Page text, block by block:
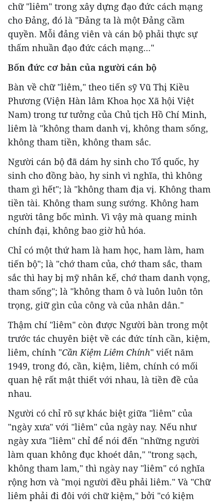
chữ "liêm" trong xây dựng đạo đức cách mạng
cho Đảng, đó là "Đảng ta là một Đảng cầm
quyền. Mỗi đảng viên và cán bộ phải thực sự
thấm nhuần đạo đức cách mạng..."
Bốn đức cơ bản của người cán bộ
Bàn về chữ "liêm," theo tiến sỹ Vũ Thị Kiều
Phương (Viện Hàn lâm Khoa học Xã hội Việt
Nam) trong tư tưởng của Chủ tịch Hồ Chí Minh,
liêm là "không tham danh vị, không tham sống,
không tham tiền, không tham sắc.
Người cán bộ đã dám hy sinh cho Tổ quốc, hy
sinh cho đồng bào, hy sinh vì nghĩa, thì không
tham gì hết"; là "không tham địa vị. Không tham
tiền tài. Không tham sung sướng. Không ham
người tâng bốc mình. Vì vậy mà quang minh
chính đại, không bao giờ hủ hóa.
Chỉ có một thứ ham là ham học, ham làm, ham
tiến bộ"; là "chớ tham của, chớ tham sắc, tham
sắc thì hay bị mỹ nhân kế, chớ tham danh vọng,
tham sống"; là "không tham ô và luôn luôn tôn
trọng, giữ gìn của công và của nhân dân."
Thậm chí "liêm" còn được Người bàn trong một
trước tác chuyên biệt về các đức tính cần, kiệm,
liêm, chính "Cần Kiệm Liêm Chính" viết năm
1949, trong đó, cần, kiệm, liêm, chính có mối
quan hệ rất mật thiết với nhau, là tiền đề của
nhau.
Người có chỉ rõ sự khác biệt giữa "liêm" của
"ngày xưa" với "liêm" của ngày nay. Nếu như
ngày xưa "liêm" chỉ để nói đến "những người
làm quan không đục khoét dân," "trong sạch,
không tham lam," thì ngày nay "liêm" có nghĩa
rộng hơn và "mọi người đều phải liêm." Và "Chữ
liêm phải đi đôi với chữ kiệm," bởi "có kiệm